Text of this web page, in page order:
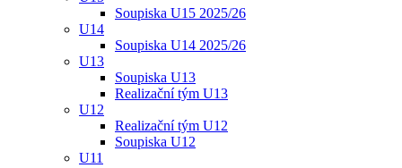
Soupiska U15 2025/26
U14
Soupiska U14 2025/26
U13
Soupiska U13
Realizační tým U13
U12
Realizační tým U12
Soupiska U12
U11